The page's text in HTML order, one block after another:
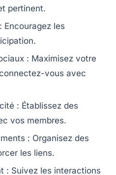
pertinent.
: Encouragez les
: Maximisez votre
vous avec
: Établissez des
vos membres.
: Organisez des
les liens.
: Suivez les interactions